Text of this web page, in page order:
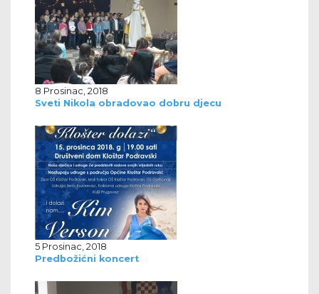
8 Prosinac, 2018
Sveti Nikola obradovao dobru djecu
5 Prosinac, 2018
Predbožićni koncert